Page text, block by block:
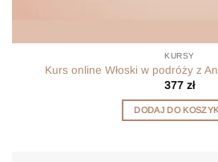
KURSY
Kurs online Włoski w podróży z
377 zł
DODAJ DO